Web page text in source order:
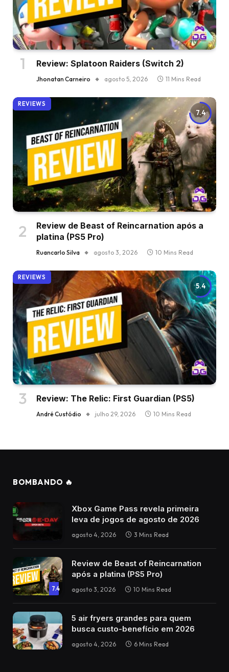
Review: Splatoon Raiders (Switch 2)
Jhonatan Carneiro agosto 5, 2026 11 Mins Read
7.4
REVIEWS
Review de Beast of Reincarnation após a
platina (PS5 Pro)
Ruancarlo Silva agosto 3, 2026 10 Mins Read
5.4
REVIEWS
Review: The Relic: First Guardian (PS5)
André Custódio julho 29, 2026 10 Mins Read
BOMBANDO 🔥
Xbox Game Pass revela primeira
leva de jogos de agosto de 2026
agosto 4, 2026 3 Mins Read
7.4
Review de Beast of Reincarnation
após a platina (PS5 Pro)
agosto 3, 2026 10 Mins Read
5 air fryers grandes para quem
busca custo-benefício em 2026
agosto 4, 2026 6 Mins Read